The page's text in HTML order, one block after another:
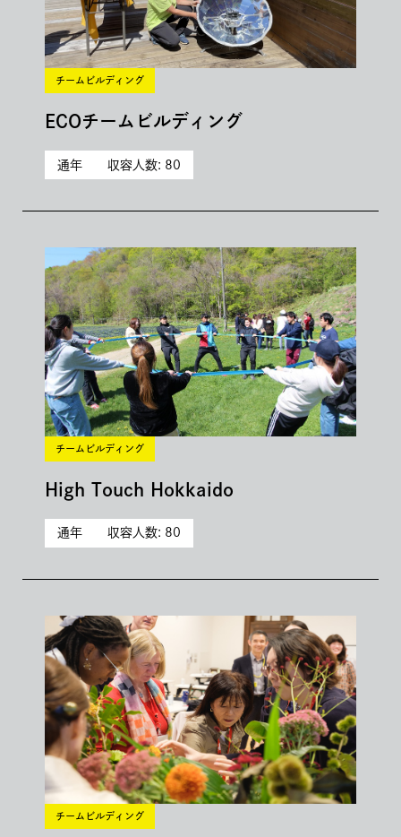
チームビルディング
ECOチームビルディング
通年 収容人数: 80
チームビルディング
High Touch Hokkaido
通年 収容人数: 80
チームビルディング